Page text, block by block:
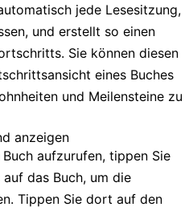
jede Lesesitzung,
und erstellt so einen
Sie können diesen
eines Buches
und Meilensteine zu
anzeigen
aufzurufen, tippen Sie
das Buch, um die
Tippen Sie dort auf den